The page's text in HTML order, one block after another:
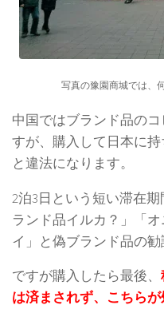
写真の豫園商城では、
中国ではブランド品の
すが、購入して日本に
と違法になります。
2泊3日という短い滞在
ランド品イルカ？」「
イ」と偽ブランド品の勧
ですが購入したら最後、
は済まされず、こちら